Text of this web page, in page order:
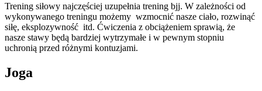
Trening siłowy najczęściej uzupełnia trening bjj. W zależności od
wykonywanego treningu możemy wzmocnić nasze ciało, rozwinąć
siłę, eksplozywność itd. Ćwiczenia z obciążeniem sprawią, że
nasze stawy będą bardziej wytrzymałe i w pewnym stopniu
uchronią przed różnymi kontuzjami.
Joga